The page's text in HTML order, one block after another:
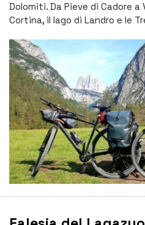
Dolomiti. Da Pieve di Cadore
Cortina, il lago di Landro e le